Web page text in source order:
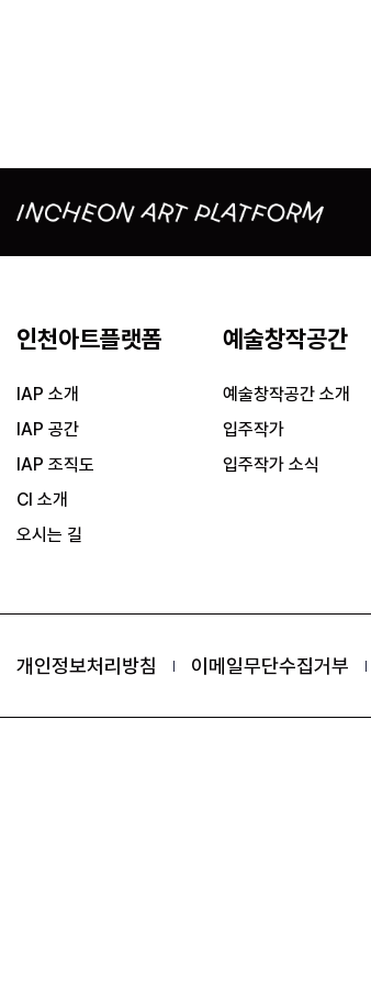
인천아트플랫폼
IAP 소개
IAP 공간
IAP 조직도
CI 소개
오시는 길
예술창작공간
예술창작공간 소개
입주작가
입주작가 소식
개인정보처리방침 이메일무단수집거부